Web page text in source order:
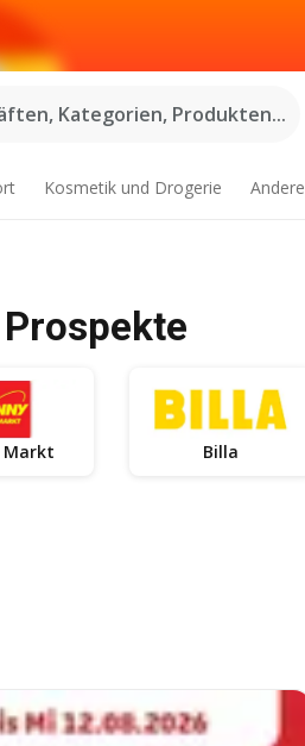
Kategorien, Produkten...
Kosmetik und Drogerie Andere
Markt Billa